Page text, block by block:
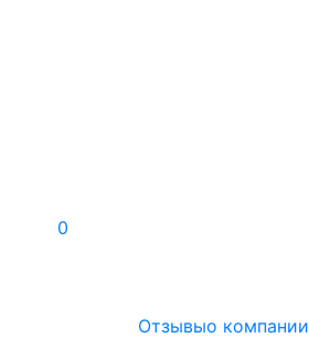
0
Отзывыо компании